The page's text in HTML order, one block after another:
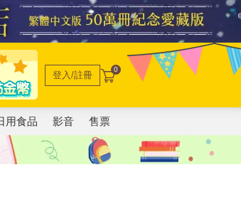
登入/註冊 0
用食品 影音 售票